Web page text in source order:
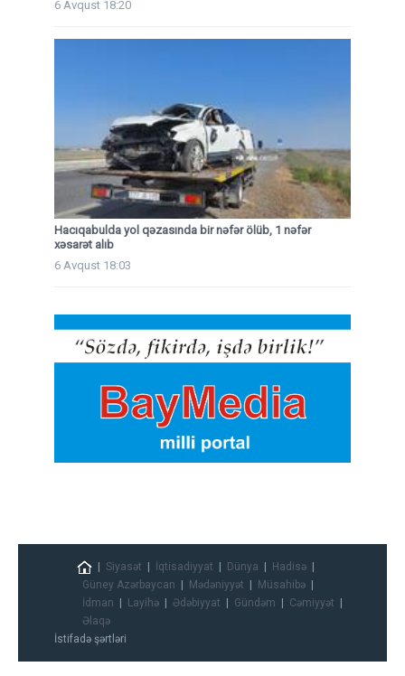
6 Avqust 18:20
Hacıqabulda yol qəzasında bir nəfər ölüb, 1 nəfər
xəsarət alıb
6 Avqust 18:03
Siyasət İqtisadiyyat Dünya
Hadisə
Güney Azərbaycan
Mədəniyyət
Müsahibə
İdman
Layihə Ədəbiyyat Gündəm
Cəmiyyət
Əlaqə
İstifadə şərtləri